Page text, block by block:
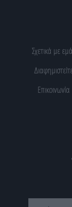
Σχετικά με
Επικοινωνία